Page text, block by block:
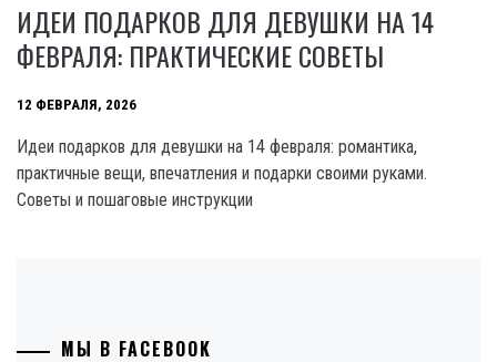
ИДЕИ ПОДАРКОВ ДЛЯ ДЕВУШКИ НА 14
ФЕВРАЛЯ: ПРАКТИЧЕСКИЕ СОВЕТЫ
12 ФЕВРАЛЯ, 2026
Идеи подарков для девушки на 14 февраля: романтика,
практичные вещи, впечатления и подарки своими руками.
Советы и пошаговые инструкции
МЫ В FACEBOOK